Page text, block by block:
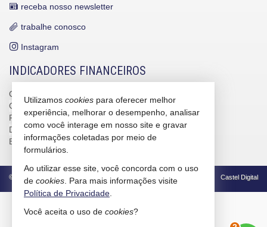
receba nosso newsletter
trabalhe conosco
Instagram
INDICADORES FINANCEIROS
CUB /
CUB /SCvariação
0,95%
Poupança
0,6738%
Dólar Comercial
R$ 5,09
Euro
R$ 5,88
© 2026 CRECI/SC 4586-J Política de Privacidade Castel Digital
Utilizamos cookies para oferecer melhor
experiência, melhorar o desempenho, analisar
como você interage em nosso site e gravar
informações coletadas por meio de
formulários.
Ao utilizar esse site, você concorda com o uso
de cookies . Para mais informações visite
Política de Privacidade
Você aceita o uso de cookies?